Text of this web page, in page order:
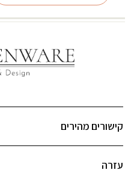
קישורים מהירים
עזרה